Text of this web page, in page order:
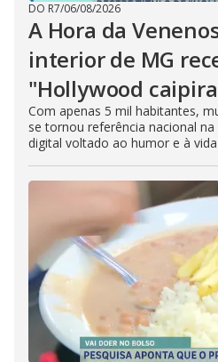
DO R7/06/08/2026
A Hora da
interior de MG
"Hollywood
Com apenas 5 mil habitantes,
se tornou referência nacional
digital voltado ao humor e à